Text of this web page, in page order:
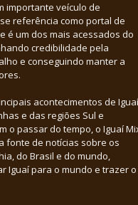
importante veículo de
referência como portal de
é um dos mais acessados do
credibilidade pela
e conseguindo manter a
acontecimentos de
e das regiões Sul e
o passar do tempo, o Iguaí
fonte de notícias sobre os
do Brasil e do mundo,
Iguaí para o mundo e trazer o